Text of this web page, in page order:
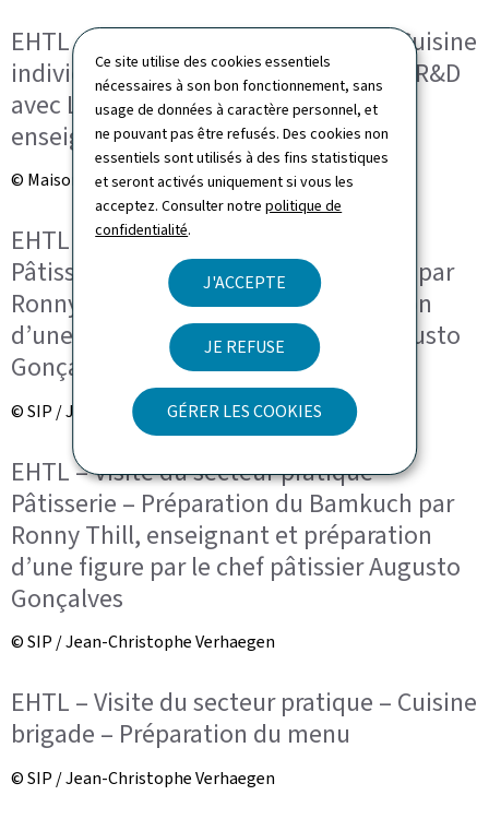
Ce site utilise des cookies essentiels
nécessaires à son bon fonctionnement, sans
usage de données à caractère personnel, et
ne pouvant pas être refusés. Des cookies non
essentiels sont utilisés à des fins statistiques
et seront activés uniquement si vous les
acceptez. Consulter notrepolitique de
confidentialité.
J'ACCEPTE
JE REFUSE
GÉRER LES COOKIES
EHTL – Visite du secteur pratique – Cuisine
individuelle – Présentation du projet R&D
avec Luxair par Patrick Scholzen,
enseignant de l’EHTL
© Maison du Grand-Duc / Sophie Margue
EHTL – Visite du secteur pratique –
Pâtisserie – Préparation du Bamkuch par
Ronny Thill, enseignant et préparation
d’une figure par le chef pâtissier Augusto
Gonçalves
© SIP / Jean-Christophe Verhaegen
EHTL – Visite du secteur pratique –
Pâtisserie – Préparation du Bamkuch par
Ronny Thill, enseignant et préparation
d’une figure par le chef pâtissier Augusto
Gonçalves
© SIP / Jean-Christophe Verhaegen
EHTL – Visite du secteur pratique – Cuisine
brigade – Préparation du menu
© SIP / Jean-Christophe Verhaegen